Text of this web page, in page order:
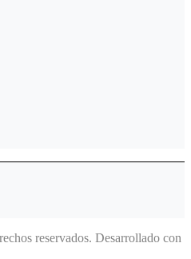
reservados. Desarrollado con